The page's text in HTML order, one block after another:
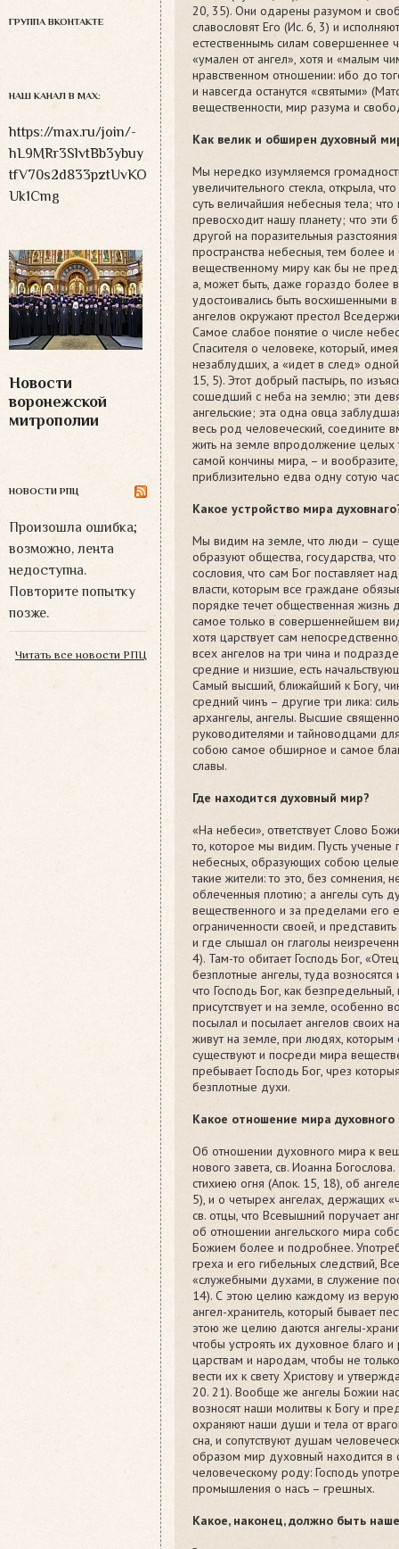
ГРУППА ВКОНТАКТЕ
НАШ КАНАЛ В MAX:
https://max.ru/join/-
hL9MRr3SlvtBb3ybuy
tfV70s2d833pztUvKO
Uk1Cmg
Новости
воронежской
митрополии
НОВОСТИ РПЦ
Произошла ошибка;
возможно, лента
недоступна.
Повторите попытку
позже.
Читать все новости РПЦ
20, 35). Они одарены разумом и
славословят Его (Ис. 6, 3) и
естественнымь силам совершеннее
«умален от ангел», хотя и «малым
нравственном отношении: ибо до
и навсегда останутся «святыми»
вещественности, мир разума и
Как велик и обширен духовный
Мы нередко изумляемся
увеличительного стекла, открыла,
суть величайшия небесныя тела;
превосходит нашу планету; что эти
другой на поразительныя
пространства небесныя, тем более
вещественному миру как бы не
а, может быть, даже гораздо более
удостоивались быть восхишенными
ангелов окружают престол
Самое слабое понятие о числе
Спасителя о человеке, который,
незаблудших, а «идет в след»
15, 5). Этот добрый пастырь, по
сошедший с неба на землю; эти
ангельские; эта одна овца
весь род человеческий, соедините
жить на земле впродолжение
самой кончины мира, – и
приблизительно едва одну сотую
Какое устройство мира
Мы видим на земле, что люди –
образуют общества, государства,
сословия, что сам Бог поставляет
власти, которым все граждане
порядке течет общественная жизнь
самое только в совершеннейшем
хотя царствует сам
всех ангелов на три чина и
средние и низшие, есть
Самый высший, ближайший к Богу,
средний чинъ – другие три лика:
архангелы, ангелы. Высшие
руководителями и тайноводцами
собою самое обширное и самое
славы.
Где находится духовный мир?
«На небеси», ответствует Слово
то, которое мы видим. Пусть ученые
небесных, образующих собою
такие жители: то это, без сомнения,
облеченныя плотию; а ангелы суть
вещественного и за пределами его
ограниченности своей, и
и где слышал он глаголы
4). Там-то обитает Господь Бог,
безплотные ангелы, туда
что Господь Бог, как
присутствует и на земле, особенно
посылал и посылает ангелов своих
живут на земле, при людях, которым
существуют и посреди мира
пребывает Господь Бог, чрез
безплотные духи.
Какое отношение мира
Об отношении духовного мира к
нового завета, св. Иоанна
стихиею огня (Апок. 15, 18), об
5), и о четырех ангелах, держащих
св. отцы, что Всевышний поручает
об отношении ангельского мира
Божием более и подробнее.
греха и его гибельных следствий,
«служебными духами, в служение
14). С этою целию каждому из
ангел-хранитель, который бывает
этою же целию даются ангелы-
чтобы устроять их духовное блaго
царствам и народам, чтобы не
вести их к свету Христову и
20. 21). Вообще же ангелы Божии
возносят наши молитвы к Богу и
охраняют наши души и тела от
сна, и сопутствуют душам
образом мир духовный находится
человеческому роду: Господь
промышления о насъ – грешных.
Какое, наконец, должно быть